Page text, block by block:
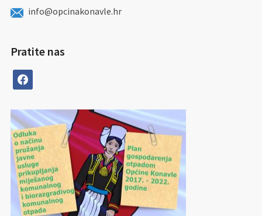
info@opcinakonavle.hr
Pratite nas
facebook